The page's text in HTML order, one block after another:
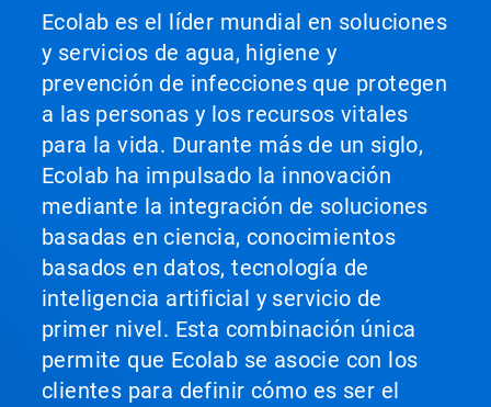
Ecolab es el líder mundial en soluciones
y servicios de agua, higiene y
prevención de infecciones que protegen
a las personas y los recursos vitales
para la vida. Durante más de un siglo,
Ecolab ha impulsado la innovación
mediante la integración de soluciones
basadas en ciencia, conocimientos
basados en datos, tecnología de
inteligencia artificial y servicio de
primer nivel. Esta combinación única
permite que Ecolab se asocie con los
clientes para definir cómo es ser el